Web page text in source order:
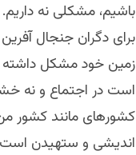
باشیم، مشکلی نه
برای دگران جنجال
زمین خود مشکل داشته
است در اجتماع و نه
کشورهای مانند کشور
اندیشی و ستهیدن است